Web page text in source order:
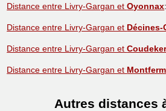
Distance entre Livry-Gargan etOyonnax
Distance entre Livry-Gargan et Décines-
Distance entre Livry-Gargan et
Distance entre Livry-Gargan et
Autres distances